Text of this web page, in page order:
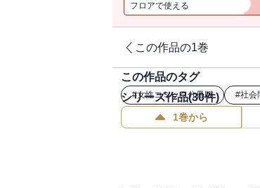
フロアで使える
この作品の1巻
この作品のタグ
#女性コミック分冊版 #社会
シリーズ作品(30件)
1巻から